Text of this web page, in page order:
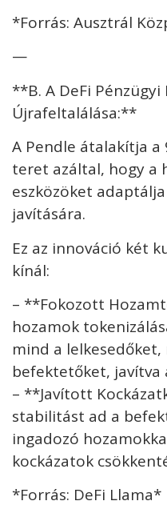
*Forrás: Ausztrál
—
**B. A DeFi Pénzügyi
Újrafeltalálása:**
A Pendle átalakítja
teret azáltal, hogy a
eszközöket
javítására.
Ez az innováció két
kínál:
– **Fokozott
hozamok
mind a
befektetőket, javítva
– **Javított
stabilitást ad a
ingadozó
kockázatok
*Forrás: DeFi Llama*